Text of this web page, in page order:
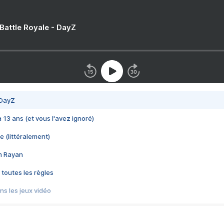
Royale - DayZ
13 ans (et vous l'avez ignoré)
(littéralement)
Rayan
toutes les règles
les jeux vidéo